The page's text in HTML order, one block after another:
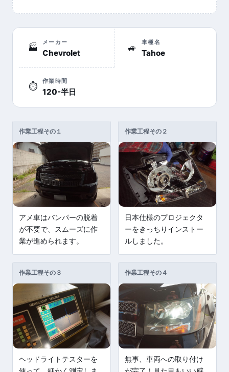
🏭
メーカー
Chevrolet
🚙
車種名
Tahoe
⏱
作業時間
120-半日
作業工程その１
アメ車はバンパーの脱着
が不要で、スムーズに作
業が進められます。
作業工程その２
日本仕様のプロジェクタ
ーをきっちりインストー
ルしました。
作業工程その３
ヘッドライトテスターを
作業工程その４
無事、車両への取り付け